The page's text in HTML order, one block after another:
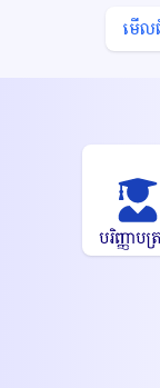
លេខា
សិក្ខា
ត្រូវ
បញ្ហា
មើល
បរិញ្ញាបត្